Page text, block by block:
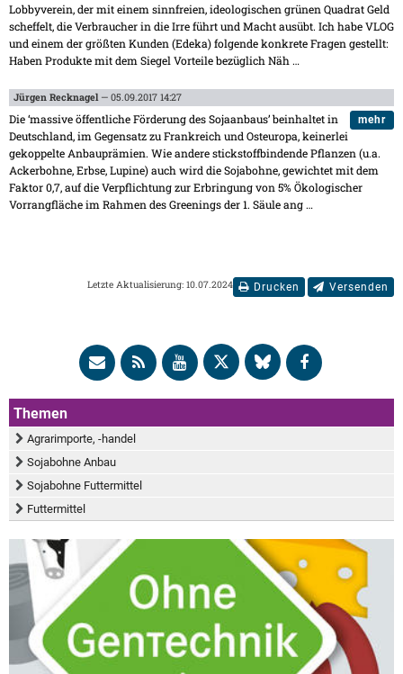
Lobbyverein, der mit einem sinnfreien, ideologischen grünen Quadrat Geld
scheffelt, die Verbraucher in die Irre führt und Macht ausübt. Ich habe VLOG
und einem der größten Kunden (Edeka) folgende konkrete Fragen gestellt:
Haben Produkte mit dem Siegel Vorteile bezüglich Näh …
Jürgen Recknagel— 05.09.2017 14:27
mehr
Die ‘massive öffentliche Förderung des Sojaanbaus’ beinhaltet in
Deutschland, im Gegensatz zu Frankreich und Osteuropa, keinerlei
gekoppelte Anbauprämien. Wie andere stickstoffbindende Pflanzen (u.a.
Ackerbohne, Erbse, Lupine) auch wird die Sojabohne, gewichtet mit dem
Faktor 0,7, auf die Verpflichtung zur Erbringung von 5% Ökologischer
Vorrangfläche im Rahmen des Greenings der 1. Säule ang …
Drucken Versenden
Letzte Aktualisierung: 10.07.2024
Themen
Agrarimporte, -handel
Sojabohne Anbau
Sojabohne Futtermittel
Futtermittel